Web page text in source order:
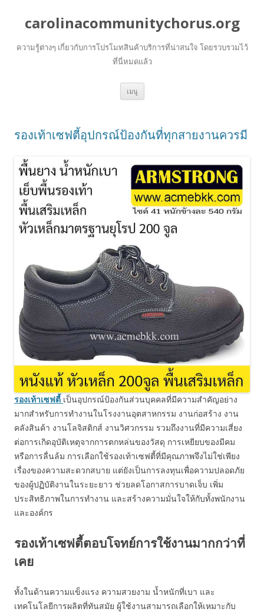
carolinacommunitychorus.org
ความรู้ต่างๆ เกี่ยวกับการโปรโมทสินค้าบริการที่น่าสนใจ โดยรวบรวมไว้
ที่นี่หมดแล้ว
เมนู ข้าม
ยัง
รองเท้าเซฟตี้อุปกรณ์ป้องกันที่ทุกสายงานควรมี
รองเท้าเซฟตี้ เป็นอุปกรณ์ป้องกันส่วนบุคคลที่มีความสำคัญอย่าง
มากสำหรับการทำงานในโรงงานอุตสาหกรรม งานก่อสร้าง งาน
คลังสินค้า งานโลจิสติกส์ งานวิศวกรรม รวมถึงงานที่มีความเสี่ยง
ต่อการเกิดอุบัติเหตุจากการตกหล่นของวัสดุ การเหยียบของมีคม
หรือการลื่นล้ม การเลือกใช้รองเท้าเซฟตี้ที่มีคุณภาพจึงไม่ใช่เพียง
เรื่องของความสะดวกสบาย แต่ยังเป็นการลงทุนเพื่อความปลอดภัย
ของผู้ปฏิบัติงานในระยะยาว ช่วยลดโอกาสการบาดเจ็บ เพิ่ม
ประสิทธิภาพในการทำงาน และสร้างความมั่นใจให้กับทั้งพนักงาน
และองค์กร
รองเท้าเซฟตี้ตอบโจทย์การใช้งานมากกว่าที่
เคย
ทั้งในด้านความแข็งแรง ความสวยงาม น้ำหนักที่เบา และ
เทคโนโลยีการผลิตที่ทันสมัย ผู้ใช้งานสามารถเลือกให้เหมาะกับ